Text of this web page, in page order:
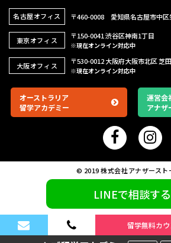
名古屋オフィス 〒460-0008 愛知県名古屋市中区
東京オフィス 〒150-0041 渋谷区神南1丁目
※現在オンライン対応中
大阪オフィス 〒530-0012 大阪府大阪市北区 芝
※現在オンライン対応中
オーストラリア
留学アカデミー
運営会
アナザ
© 2019 株式会社アナザースト
LINEで相談する
留学無料カ